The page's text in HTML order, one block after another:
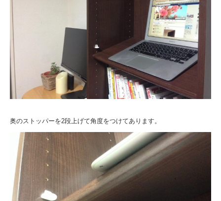
奥のストッパーを2段上げて角度をつけてあります。